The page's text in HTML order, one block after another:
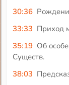
30:36
33:33 Приход
35:19 Об
Существ.
38:03